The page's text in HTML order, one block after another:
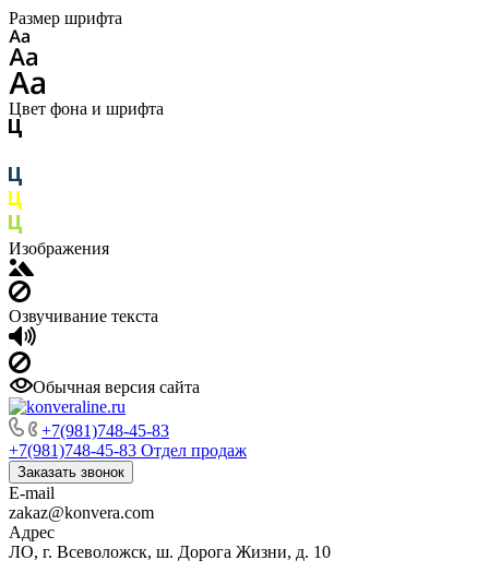
Размер шрифта
Цвет фона и шрифта
Изображения
Озвучивание текста
Обычная версия сайта
+7(981)748-45-83
+7(981)748-45-83 Отдел продаж
Заказать звонок
E-mail
zakaz@konvera.com
Адрес
ЛО, г. Всеволожск, ш. Дорога Жизни, д. 10